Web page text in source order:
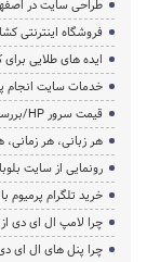
طراحی سایت در
فروشگاه اینترنتی
ایده های طلایی برای
خدمات سایت انجام
قیمت سرور HP/بررسی و خرید سرور اچ پی
هر زبانی، هر زمانی،
رونمایی از سایت
خرید تلگرام پرمیوم
چرا لامپ ال ای دی
چرا پنل های ال ای